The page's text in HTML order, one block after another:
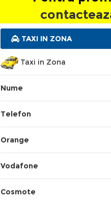
TAXI IN ZONA
Taxi in Zona
Nume
Telefon
Orange
Vodafone
Cosmote